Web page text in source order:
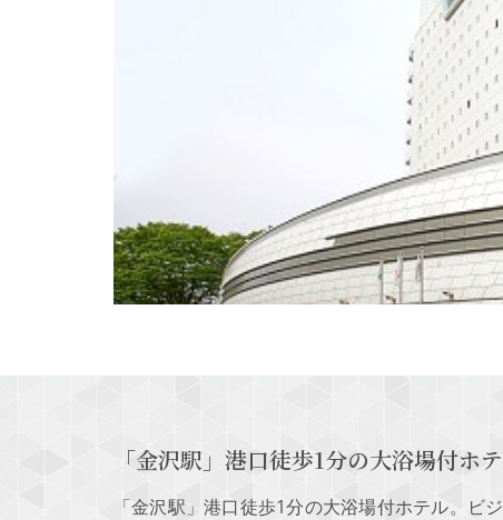
「金沢駅」港口徒歩1分の大浴場付ホ
「金沢駅」港口徒歩1分の大浴場付ホテル。ビ